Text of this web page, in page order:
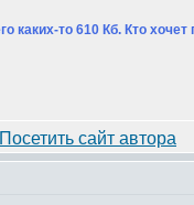
каких-то 610 Кб. Кто